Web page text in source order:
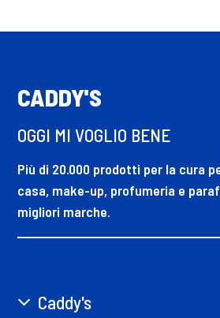
CADDY'S
OGGI MI VOGLIO BENE
Più di 20.000 prodotti per la cura
casa, make-up, profumeria e
migliori marche.
Caddy's